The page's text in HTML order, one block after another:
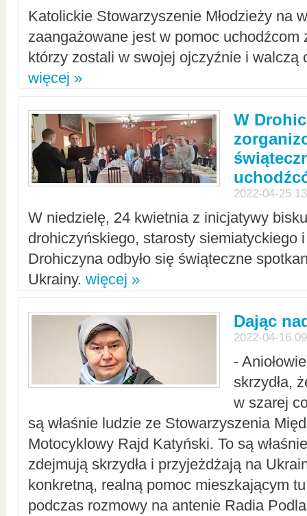
Katolickie Stowarzyszenie Młodzieży na
zaangażowane jest w pomoc uchodźcom
którzy zostali w swojej ojczyźnie i walczą
więcej »
W
2022-04-25
W niedzielę, 24 kwietnia z inicjatywy
drohiczyńskiego, starosty siemiatyckiego
Drohiczyna odbyło się świąteczne
Ukrainy. więcej »
Dając
2022-04-16
-
skrzydła,
w szarej
są właśnie ludzie ze Stowarzyszenia
Motocyklowy Rajd Katyński. To są
zdejmują skrzydła i przyjeżdżają na
konkretną, realną pomoc mieszkającym
podczas rozmowy na antenie Radia